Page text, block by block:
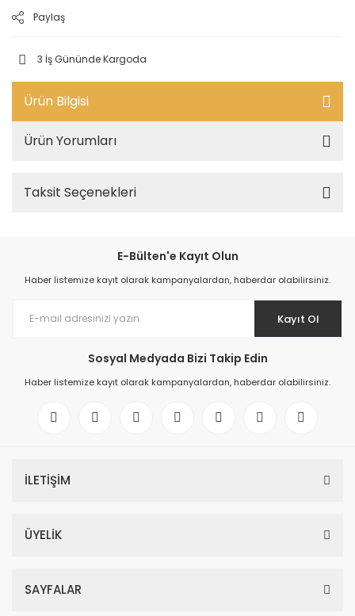
Paylaş
3 İş Gününde Kargoda
Ürün Bilgisi
Ürün Yorumları
Taksit Seçenekleri
E-Bülten'e Kayıt Olun
Haber listemize kayıt olarak kampanyalardan, haberdar olabilirsiniz.
Kayıt Ol
Sosyal Medyada Bizi Takip Edin
Haber listemize kayıt olarak kampanyalardan, haberdar olabilirsiniz.
İLETİŞİM
ÜYELİK
SAYFALAR